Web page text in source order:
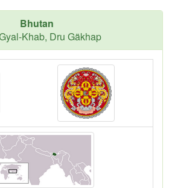
Bhutan
Khab, Dru Gäkhap